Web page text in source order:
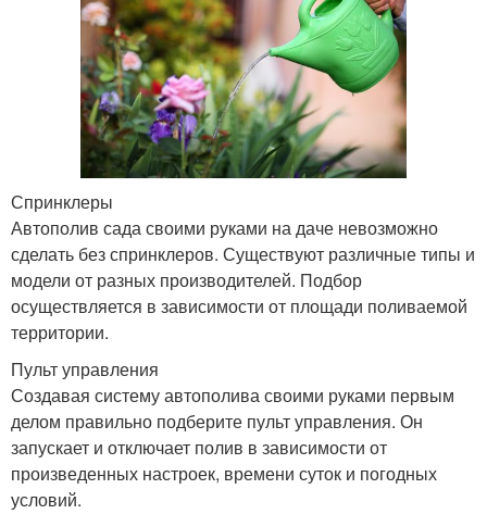
Спринклеры
Автополив сада своими руками на даче невозможно
сделать без спринклеров. Существуют различные типы и
модели от разных производителей. Подбор
осуществляется в зависимости от площади поливаемой
территории.
Пульт управления
Создавая систему автополива своими руками первым
делом правильно подберите пульт управления. Он
запускает и отключает полив в зависимости от
произведенных настроек, времени суток и погодных
условий.